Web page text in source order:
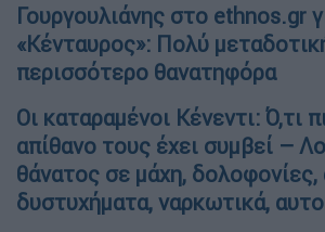
Γουργουλιάνης στο ethnos.gr
«Κένταυρος»: Πολύ
περισσότερο θανατηφόρα
Οι καταραμένοι Κένεντι: Ό,τι
απίθανο τους έχει συμβεί –
θάνατος σε μάχη, δολοφονίες,
δυστυχήματα, ναρκωτικά,